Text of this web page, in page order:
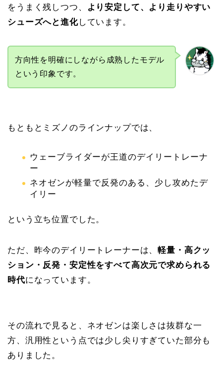
をうまく残しつつ、
より安定して、より走りやすい
シューズへと進化しています。
方向性を明確にしながら成熟したモデル
という印象です。
もともとミズノのラインナップでは、
ウェーブライダーが王道のデイリートレーナ
ー
ネオゼンが軽量で反発のある、少し攻めたデ
イリー
という立ち位置でした。
ただ、昨今のデイリートレーナーは、軽量・高クッ
ション・反発・安定性をすべて高次元で求められる
時代になっています。
その流れで見ると、ネオゼンは楽しさは抜群な一
方、汎用性という点では少し尖りすぎていた部分も
ありました。